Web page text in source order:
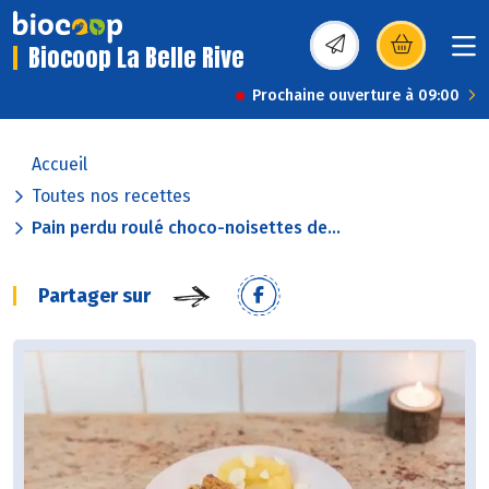
Biocoop La Belle Rive (s’ouvre dans une
Prochaine ouverture à 09:00
Accueil
Toutes nos recettes
Pain perdu roulé choco-noisettes de...
Partager sur